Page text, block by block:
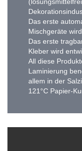
Das erste
Mischgeräte
Das erste
Kleber wird
All diese
Laminierung
allem in der
121°C Papier-